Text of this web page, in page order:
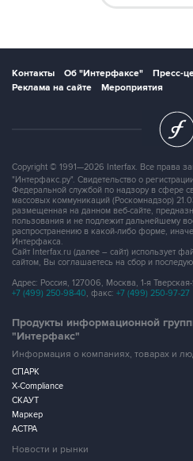
Контакты Об "Интерфаксе" Пресс-
Реклама на сайте
Мероприятия
Copyright © 1991—2026 Interfax. Все права
"Интерфакс.ру". Свидетельство о
Федеральной службой по надзору в сфере
массовых коммуникаций (Роскомнадзор)
размещенная на данном веб-сайте,
пользования и не подлежит дальнейшему
распространению в какой-либо форме,
Интерфакса.
Сайт Interfax.ru (далее – сайт) использует
сайтом, Вы соглашаетесь на сбор и
Адрес: Россия, 127006, Москва, 1-я
+7 (499) 250-98-40, факс: +7 (499) 250-97-27
Продукты информационной
"Интерфакс"
Информация о компаниях, товарах и
СПАРК
X-Compliance
СКАУТ
Маркер
АСТРА
Новости и рынки